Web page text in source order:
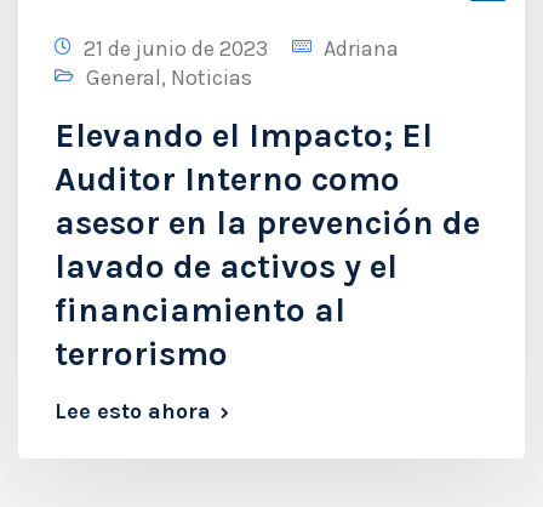
21 de junio de 2023
Adriana
General, Noticias
Elevando el Impacto; El
Auditor Interno como
asesor en la prevención de
lavado de activos y el
financiamiento al
terrorismo
Lee esto ahora